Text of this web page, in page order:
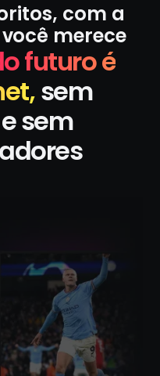
com a
merece
futuro é
sem
sem